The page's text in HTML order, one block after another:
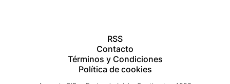
RSS
Contacto
Términos y Condiciones
Política de cookies